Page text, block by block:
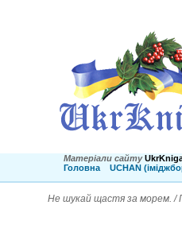
Матеріали сайту
Головна
UCHAN
Не шукай щастя за морем. /